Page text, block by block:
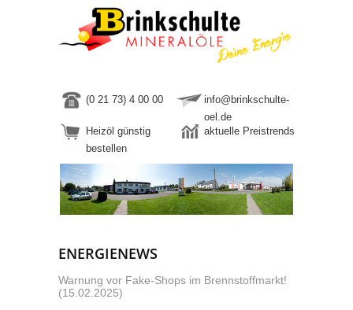
(0 21 73) 4 00 00
info@brinkschulte-
oel.de
Heizöl günstig
bestellen
aktuelle Preistrends
ENERGIENEWS
Warnung vor Fake-Shops im Brennstoffmarkt!
(15.02.2025)